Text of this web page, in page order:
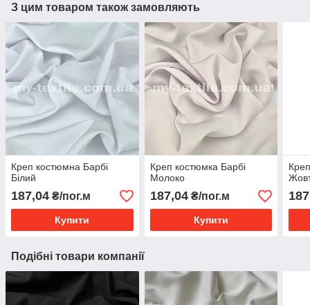
З цим товаром також замовляють
Креп костюмна Барбі
Білий
187,04 ₴/пог.м
Купити
Креп костюмка Барбі
Молоко
187,04₴/пог.м
Купити
Подібні товари компанії